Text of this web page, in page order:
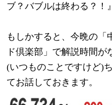
ブ？バブルは終わる？！』
もしかすると、今晩の「
ド倶楽部」で解説時間
(いつものことですけど)
てお話しておきます。